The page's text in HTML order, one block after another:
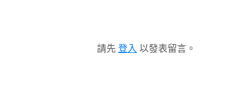
請先 登入 以發表留言。